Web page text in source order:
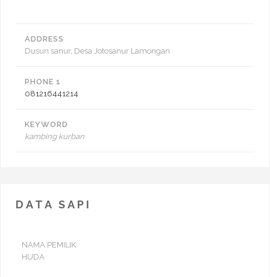
ADDRESS
Dusun sanur, Desa Jotosanur Lamongan
PHONE 1
081216441214
KEYWORD
kambing kurban
DATA SAPI
NAMA PEMILIK
HUDA